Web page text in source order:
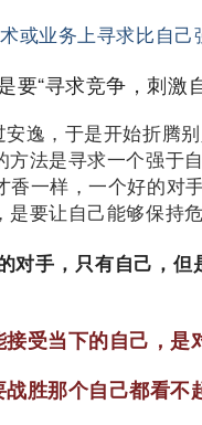
或业务上寻求比自
要“寻求竞争，刺激
逸，于是开始折腾
法是寻求一个强于
香一样，一个好的对
要让自己能够保持
对手，只有自己，
受当下的自己，
胜那个自己都看